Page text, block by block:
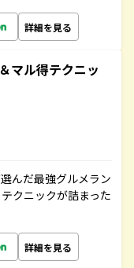
詳細を見る
マル得テクニッ
んだ最強グルメラン
クニックが詰まった
詳細を見る